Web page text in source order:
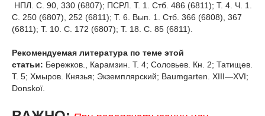
НПЛ. С. 90, 330 (6807); ПСРЛ. T. 1. Стб. 486 (6811); Т. 4. Ч. 1.
С. 250 (6807), 252 (6811); Т. 6. Вып. 1. Стб. 366 (6808), 367
(6811); Т. 10. С. 172 (6807); Т. 18. С. 85 (6811).
Рекомендуемая литература по теме этой
статьи: Бережков., Карамзин. Т. 4; Соловьев. Кн. 2; Татищев.
Т. 5; Хмыров. Князья; Экземплярский; Baumgarten. XIII—XVI;
Donskoï.